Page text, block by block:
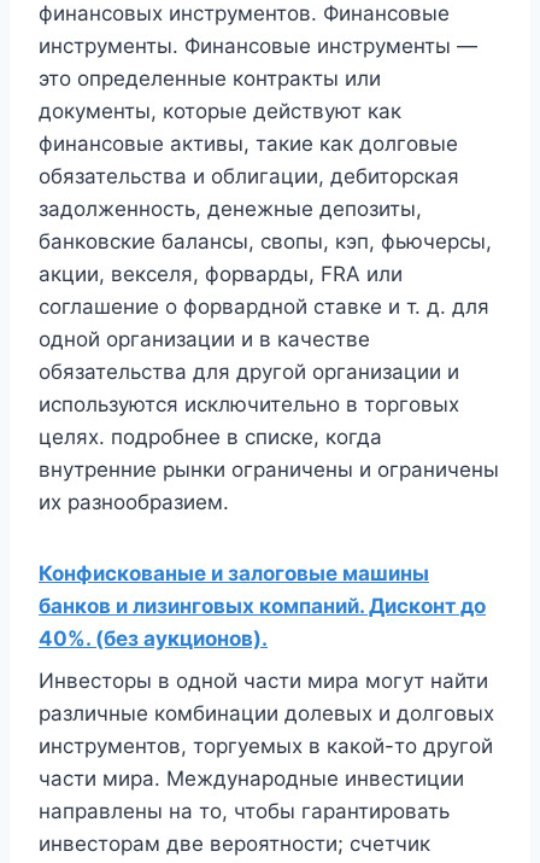
финансовых инструментов. Финансовые
инструменты. Финансовые инструменты —
это определенные контракты или
документы, которые действуют как
финансовые активы, такие как долговые
обязательства и облигации, дебиторская
задолженность, денежные депозиты,
банковские балансы, свопы, кэп, фьючерсы,
акции, векселя, форварды, FRA или
соглашение о форвардной ставке и т. д. для
одной организации и в качестве
обязательства для другой организации и
используются исключительно в торговых
целях. подробнее в списке, когда
внутренние рынки ограничены и ограничены
их разнообразием.
Конфискованые и залоговые машины
банков и лизинговых компаний. Дисконт до
40%. (без аукционов).
Инвесторы в одной части мира могут найти
различные комбинации долевых и долговых
инструментов, торгуемых в какой-то другой
части мира. Международные инвестиции
направлены на то, чтобы гарантировать
инвесторам две вероятности; счетчик